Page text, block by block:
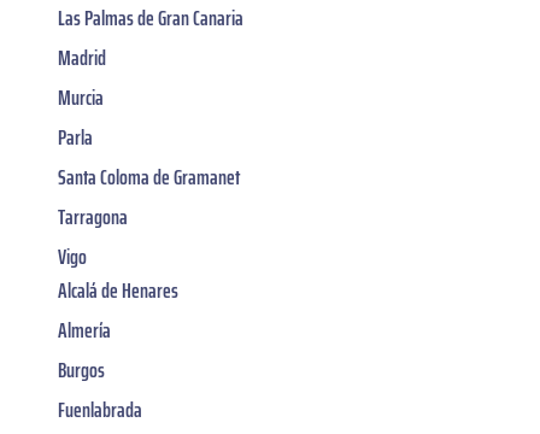
Las Palmas de Gran Canaria
Madrid
Murcia
Parla
Santa Coloma de Gramanet
Tarragona
Vigo
Alcalá de Henares
Almería
Burgos
Fuenlabrada